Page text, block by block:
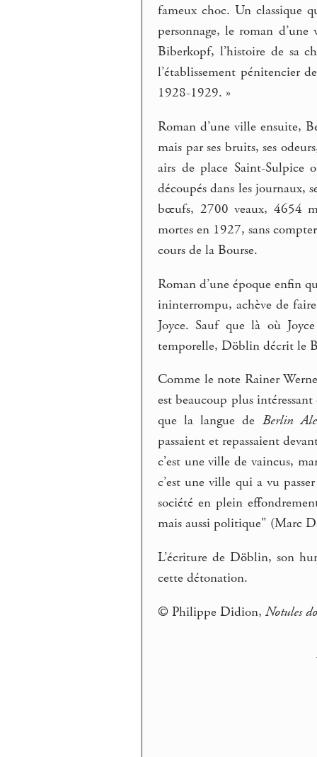
fameux choc. Un classique
personnage, le roman
Biberkopf, l’histoire de sa
l’établissement pénitencier
1928-1929. »
Roman d’une ville ensuite,
mais par ses bruits, ses
airs de place Saint-Sulpice
découpés dans les journaux,
bœufs, 2700 veaux, 4654
mortes en 1927, sans
cours de la Bourse.
Roman d’une époque enfin
ininterrompu, achève de
Joyce. Sauf que là où
temporelle, Döblin décrit le
Comme le note Rainer
est beaucoup plus intéressant
que la langue de Berlin
passaient et repassaient
c’est une ville de vaincus,
c’est une ville qui a vu
société en plein
mais aussi politique" (Marc
L’écriture de Döblin, son
cette détonation.
© Philippe Didion,Notules